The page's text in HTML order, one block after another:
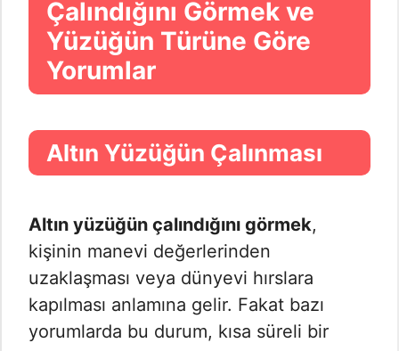
Çalındığını Görmek ve
Yüzüğün Türüne Göre
Yorumlar
Altın Yüzüğün Çalınması
Altın yüzüğün çalındığını görmek,
kişinin manevi değerlerinden
uzaklaşması veya dünyevi hırslara
kapılması anlamına gelir. Fakat bazı
yorumlarda bu durum, kısa süreli bir